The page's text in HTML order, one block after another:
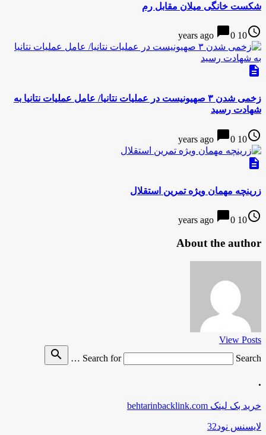
شکست خانگی میلان مقابل رم
access_time
10 years ago
chat_bubble0
description
زخمی شدن ۳ صهیونیست در عملیات نتانیا/ عامل عملیات نتانیا به
شهادت رسید
access_time
10 years ago
chat_bubble0
description
زرینچه مهمان ویژه تمرین استقلال
access_time
10 years ago
chat_bubble0
About the author
View Posts
Search for
Search …
search
.
خرید بک لینک behtarinbacklink.com
لایسنس نود32